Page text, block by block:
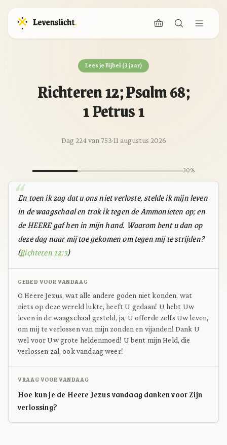
Lees je Bijbel (3 jaar)
Richteren 12; Psalm 68;
1 Petrus 1
Dag 224 van 753·11 augustus 2026
30%
En toen ik zag dat u ons niet verloste, stelde ik mijn leven
in de waagschaal en trok ik tegen de Ammonieten op; en
de HEERE gaf hen in mijn hand. Waarom bent u dan op
deze dag naar mij toe gekomen om tegen mij te strijden?
(Richteren 12:3)
GEBED VOOR VANDAAG
O Heere Jezus, wat alle andere goden niet konden, wat
niets op deze wereld lukte, heeft U gedaan! U hebt Uw
leven in de waagschaal gesteld, ja, U offerde zelfs Uw leven,
om mij te verlossen van mijn zonden en vijanden! Dank U
wel voor Uw grote heldenmoed! U bent mijn Held, die
verlossen zal, ook vandaag weer!
VRAAG VOOR VANDAAG
Hoe kun je de Heere Jezus vandaag danken voor Zijn
verlossing?